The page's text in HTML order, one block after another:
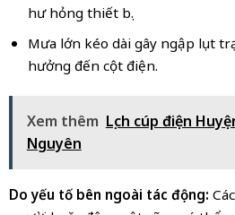
hư hỏng thiết bị.
Mưa lớn kéo dài gây ngập lụt
hưởng đến cột điện.
Xem thêm Lịch cúp điện
Nguyên
Do yếu tố bên ngoài tác động: